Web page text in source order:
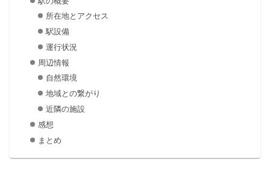
所在地とアクセス
駅設備
運行状況
周辺情報
自然環境
地域との繋がり
近隣の施設
感想
まとめ